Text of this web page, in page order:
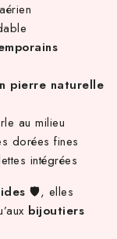
pierre naturelle
au milieu
dorées fines
intégrées
🛡️, elles
bijoutiers